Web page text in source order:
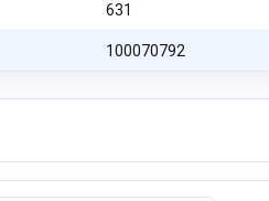
631
100070792